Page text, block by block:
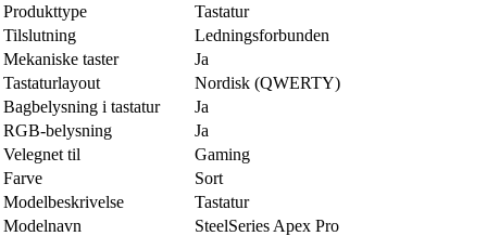
Produkttype
Tastatur
Tilslutning
Ledningsforbunden
Mekaniske taster
Ja
Tastaturlayout
Nordisk (QWERTY)
Bagbelysning i tastatur
Ja
RGB-belysning
Ja
Velegnet til
Gaming
Farve
Sort
Modelbeskrivelse
Tastatur
Modelnavn
SteelSeries Apex Pro